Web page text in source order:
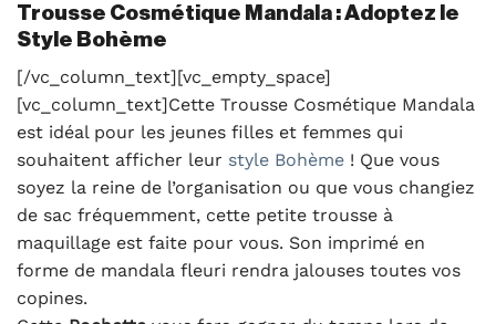
Trousse Cosmétique Mandala : Adoptez le
Style Bohème
[/vc_column_text][vc_empty_space]
[vc_column_text]Cette Trousse Cosmétique Mandala
est idéal pour les jeunes filles et femmes qui
souhaitent afficher leur style Bohème ! Que vous
soyez la reine de l’organisation ou que vous changiez
de sac fréquemment, cette petite trousse à
maquillage est faite pour vous. Son imprimé en
forme de mandala fleuri rendra jalouses toutes vos
copines.